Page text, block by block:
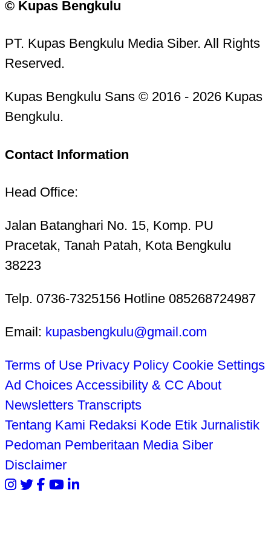
© Kupas Bengkulu
PT. Kupas Bengkulu Media Siber. All Rights
Reserved.
Kupas Bengkulu Sans © 2016 - 2026 Kupas
Bengkulu.
Contact Information
Head Office:
Jalan Batanghari No. 15, Komp. PU
Pracetak, Tanah Patah, Kota Bengkulu
38223
Telp. 0736-7325156 Hotline 085268724987
Email: kupasbengkulu@gmail.com
Terms of Use Privacy Policy Cookie Settings
Ad Choices Accessibility & CC About
Newsletters Transcripts
Tentang Kami Redaksi Kode Etik Jurnalistik
Pedoman Pemberitaan Media Siber
Disclaimer